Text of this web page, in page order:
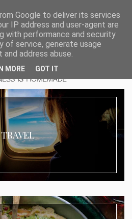
TRAVEL
Google to deliver its services
IP address and user-agent are
with performance and security
of service, generate usage
address abuse.
MORE GOT IT